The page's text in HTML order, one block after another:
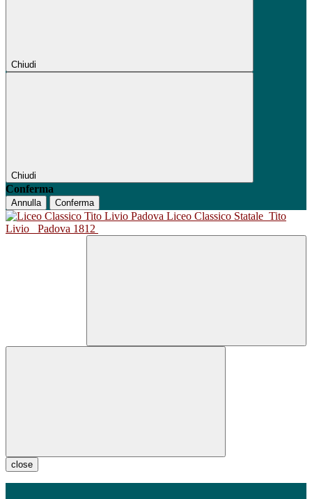
Chiudi
Chiudi
Conferma
Annulla Conferma
Liceo Classico Statale Tito
Livio
Padova 1812
close